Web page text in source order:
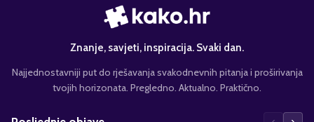
Znanje, savjeti, inspiracija. Svaki dan.
Najjednostavniji put do rješavanja svakodnevnih pitanja i proširivanja
tvojih horizonata. Pregledno. Aktualno. Praktično.